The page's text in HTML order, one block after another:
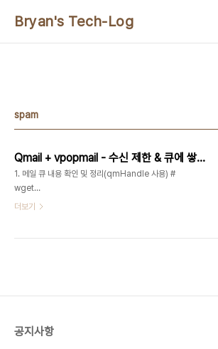
Bryan's Tech-Log
spam
Qmail + vpopmail - 수신 제한 & 큐에 쌓인 메일 정리하기
1. 메일 큐 내용 확인 및 정리(qmHandle 사용) #
wget
http://sourceforge.net/projects/qmhandle/files/
/var/qmail/bin/ # qmHandle -l..
더보기
공지사항